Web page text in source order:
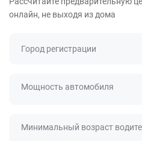
онлайн, не выходя из дома
Город регистрации
Мощность автомобиля
Минимальный возраст